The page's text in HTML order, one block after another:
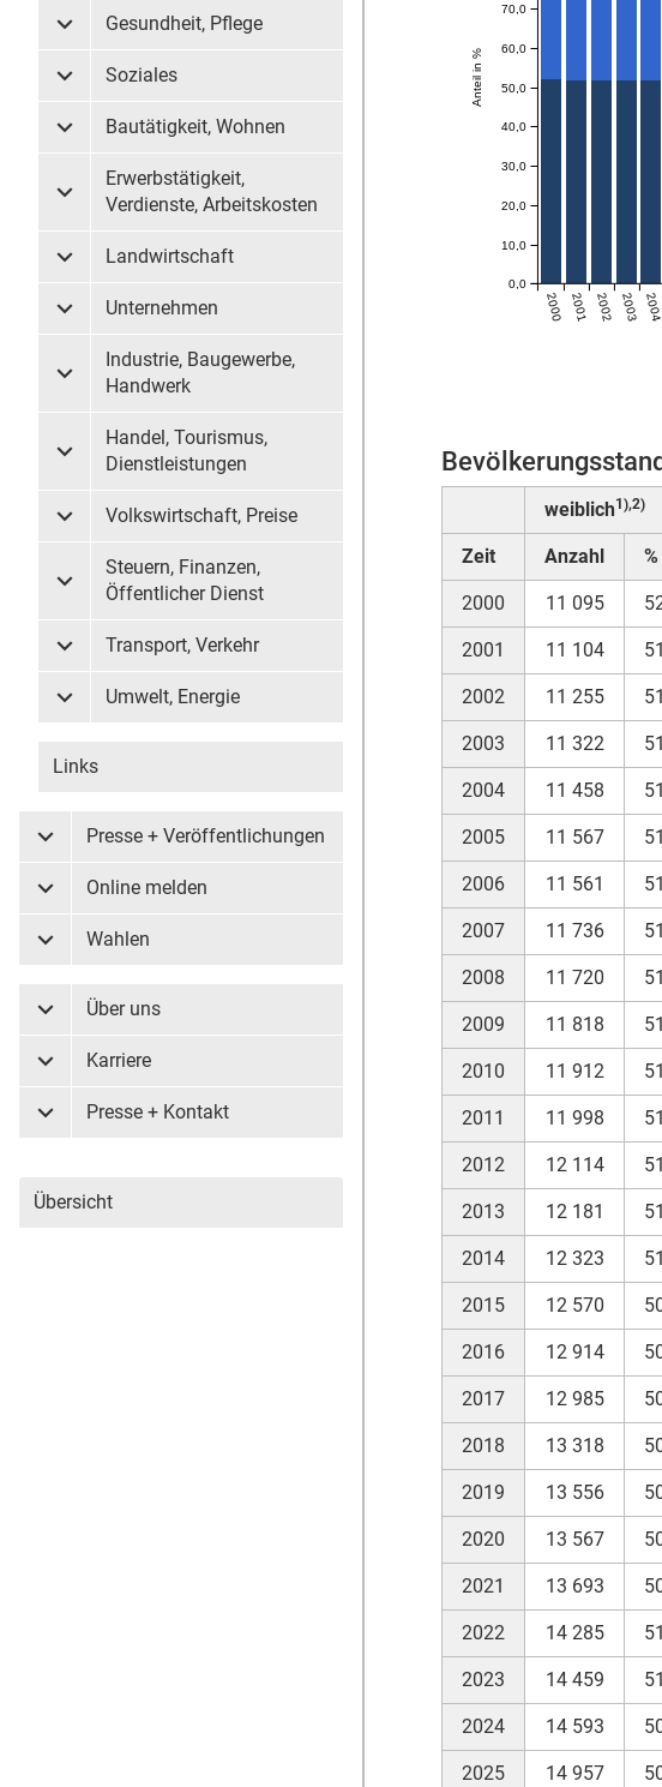
Untermenü Gesundheit, Pflege
Gesundheit, Pflege
Untermenü Soziales
Soziales
Untermenü Bautätigkeit, Wohnen
Bautätigkeit, Wohnen
Untermenü Erwerbstätigkeit, Verdienste, Arbeitskosten
Erwerbstätigkeit,
Verdienste, Arbeitskosten
Untermenü Landwirtschaft
Landwirtschaft
Untermenü Unternehmen
Unternehmen
Untermenü Industrie, Baugewerbe, Handwerk
Industrie, Baugewerbe,
Handwerk
Untermenü Handel, Tourismus, Dienstleistungen
Handel, Tourismus,
Dienstleistungen
Untermenü Volkswirtschaft, Preise
Volkswirtschaft, Preise
Untermenü Steuern, Finanzen, Öffentlicher Dienst
Steuern, Finanzen,
Öffentlicher Dienst
Untermenü Transport, Verkehr
Transport, Verkehr
Untermenü Umwelt, Energie
Umwelt, Energie
Links
Untermenü Presse + Veröffentlichungen
Presse + Veröffentlichungen
Untermenü Online melden
Online melden
Untermenü Wahlen
Wahlen
Untermenü Über uns
Über uns
Untermenü Karriere
Karriere
Untermenü Presse + Kontakt
Presse + Kontakt
Übersicht
2000 2001 2002 2003 2004
Anteil in %
0,0
10,0
20,0
30,0
40,0
50,0
60,0
70,0
weiblich1),2)
Zeit Anzahl %
2000 11 095
2001 11 104
2002 11 255
2003 11 322
2004 11 458
2005 11 567
2006 11 561
2007 11 736
2008 11 720
2009 11 818
2010 11 912
2011 11 998
2012 12 114
2013 12 181
2014 12 323
2015 12 570
2016 12 914
2017 12 985
2018 13 318
2019 13 556
2020 13 567
2021 13 693
2022 14 285
2023 14 459
2024 14 593
2025 14 957